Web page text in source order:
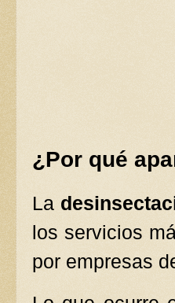
¿Por qué
La
los servicios
por empresas